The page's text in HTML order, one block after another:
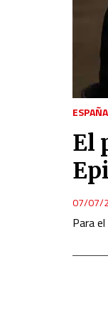
ESPAÑA
El
07/07/
Para